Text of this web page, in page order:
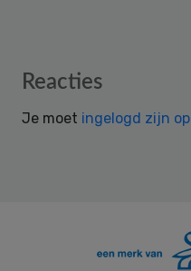
Reader
Reacties
Je moet ingelogd zijn op